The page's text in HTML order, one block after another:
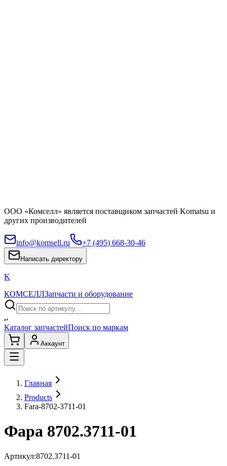
ООО «Комселл» является поставщиком запчастей Komatsu и
других производителей
info@komsell.ru +7 (495) 668-30-46
Написать директору
K
КОМСЕЛЛЗапчасти и оборудование
↵
Каталог запчастейПоиск по маркам
Аккаунт
Главная
Products
Fara-8702-3711-01
Фара 8702.3711-01
Артикул:8702.3711-01